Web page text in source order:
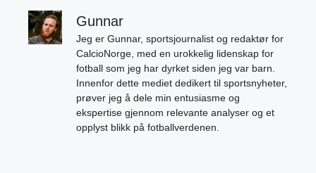
Gunnar
Jeg er Gunnar, sportsjournalist og redaktør for
CalcioNorge, med en urokkelig lidenskap for
fotball som jeg har dyrket siden jeg var barn.
Innenfor dette mediet dedikert til sportsnyheter,
prøver jeg å dele min entusiasme og
ekspertise gjennom relevante analyser og et
opplyst blikk på fotballverdenen.